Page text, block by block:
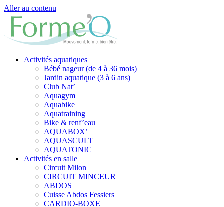
Aller au contenu
Activités aquatiques
Bébé nageur (de 4 à 36 mois)
Jardin aquatique (3 à 6 ans)
Club Nat’
Aquagym
Aquabike
Aquatraining
Bike & renf’eau
AQUABOX’
AQUASCULT
AQUATONIC
Activités en salle
Circuit Milon
CIRCUIT MINCEUR
ABDOS
Cuisse Abdos Fessiers
CARDIO-BOXE